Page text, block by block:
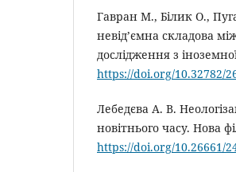
Гавран М., Білик О.,
невід’ємна складова
дослідження з
https://doi.org/10.32782/
Лебедєва А. В.
новітнього часу. Нова
https://doi.org/10.26661/